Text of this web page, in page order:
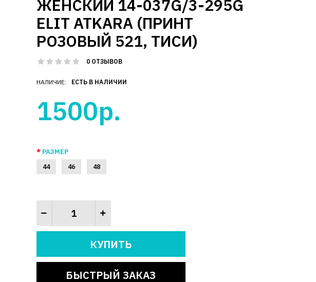
ЖЕНСКИЙ 14-037G/3-295G
ELIT ATKARA (ПРИНТ
РОЗОВЫЙ 521, ТИСИ)
0 ОТЗЫВОВ
НАЛИЧИЕ: ЕСТЬ В НАЛИЧИИ
1500р.
РАЗМЕР
44 46 48
БЫСТРЫЙ ЗАКАЗ